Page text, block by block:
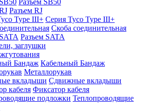
Разъем SB50
Разъем RJ
Серия Tyco Type III+
Скоба соединительная
Разъем SATA
заглушки
Кабельный Бандаж
Металлорукав
Сдвижные вкладыши
Фиксатор кабеля
Теплопроводящие